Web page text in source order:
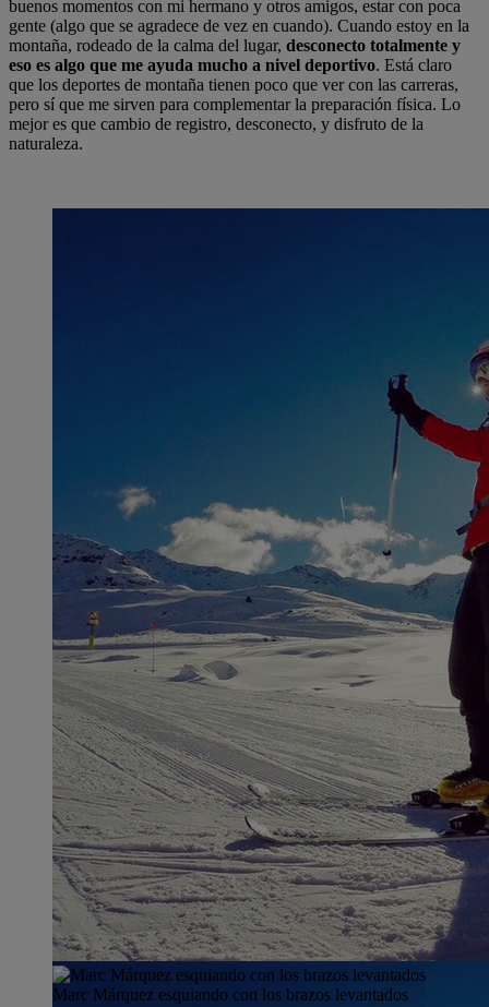
buenos momentos con mi hermano y otros amigos, estar con poca
gente (algo que se agradece de vez en cuando). Cuando estoy en la
montaña, rodeado de la calma del lugar, desconecto totalmente y
eso es algo que me ayuda mucho a nivel deportivo. Está claro
que los deportes de montaña tienen poco que ver con las carreras,
pero sí que me sirven para complementar la preparación física. Lo
mejor es que cambio de registro, desconecto, y disfruto de la
naturaleza.
Marc Márquez esquiando con los brazos levantados